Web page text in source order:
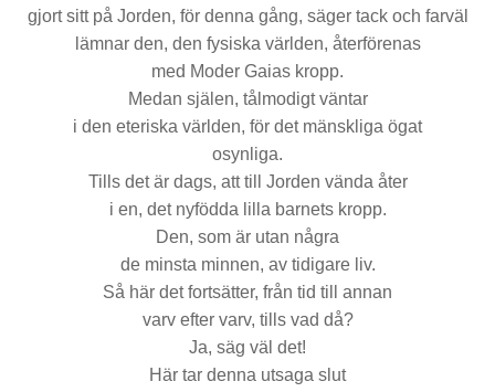
gjort sitt på Jorden, för denna gång, säger tack och farväl
lämnar den, den fysiska världen, återförenas
med Moder Gaias kropp.
Medan själen, tålmodigt väntar
i den eteriska världen, för det mänskliga ögat
osynliga.
Tills det är dags, att till Jorden vända åter
i en, det nyfödda lilla barnets kropp.
Den, som är utan några
de minsta minnen, av tidigare liv.
Så här det fortsätter, från tid till annan
varv efter varv, tills vad då?
Ja, säg väl det!
Här tar denna utsaga slut